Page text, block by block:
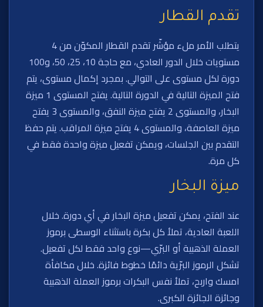
تقدم القطار
يتطلب الأمر ملء مؤشّر تقدم القطار المكوّن من 4
مستويات خلال الدور العادي، مع حاجة 10، 25، 50، و100
دورة لكل مستوى على التوالي. بمجرد إكمال مستوى، يتم
فتح الميزة التالية في الدورة التالية. يفتح المستوى 1 ميزة
البخار، والمستوى 2 يفتح ميزة النفق، والمستوى 3 يفتح
ميزة العاصفة، والمستوى 4 يفتح ميزة المراقب. يتم حفظ
التقدم بين الجلسات، ويمكن تفعيل ميزة واحدة فقط في
كل مرة.
ميزة البخار
عند الفتح، يمكن تفعيل ميزة البخار في أي دورة. خلال
اللعبة العادية، تملأ كل بكرة باستثناء الوسطى برموز
العملة الذهبية أو البرّي—نوع واحد فقط لكل تفعيل.
تشكل الرموز البرّية دائمًا خطوط فائزة. خلال مكافأة
امسك واربح، تملأ نفس البكرات برموز العملة الذهبية
وجائزة الجائزة الكبرى.